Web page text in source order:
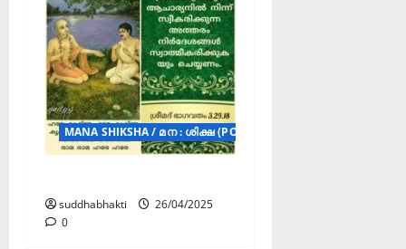
MANA SHIKSHA / മന : ശിക്ഷ (POSTERS)
suddhabhakti
26/04/2025
0